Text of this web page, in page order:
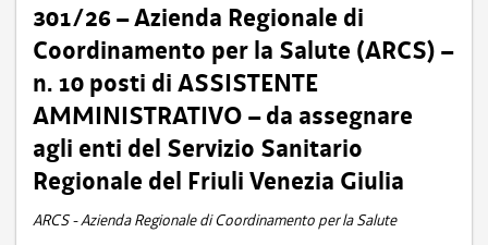
301/26 – Azienda Regionale di
Coordinamento per la Salute (ARCS) –
n. 10 posti di ASSISTENTE
AMMINISTRATIVO – da assegnare
agli enti del Servizio Sanitario
Regionale del Friuli Venezia Giulia
ARCS - Azienda Regionale di Coordinamento per la Salute